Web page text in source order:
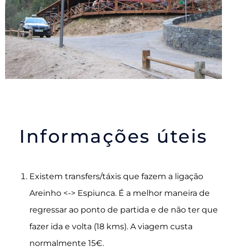
Informações úteis
Existem transfers/táxis que fazem a ligação
Areinho <-> Espiunca. É a melhor maneira de
regressar ao ponto de partida e de não ter que
fazer ida e volta (18 kms). A viagem custa
normalmente 15€.